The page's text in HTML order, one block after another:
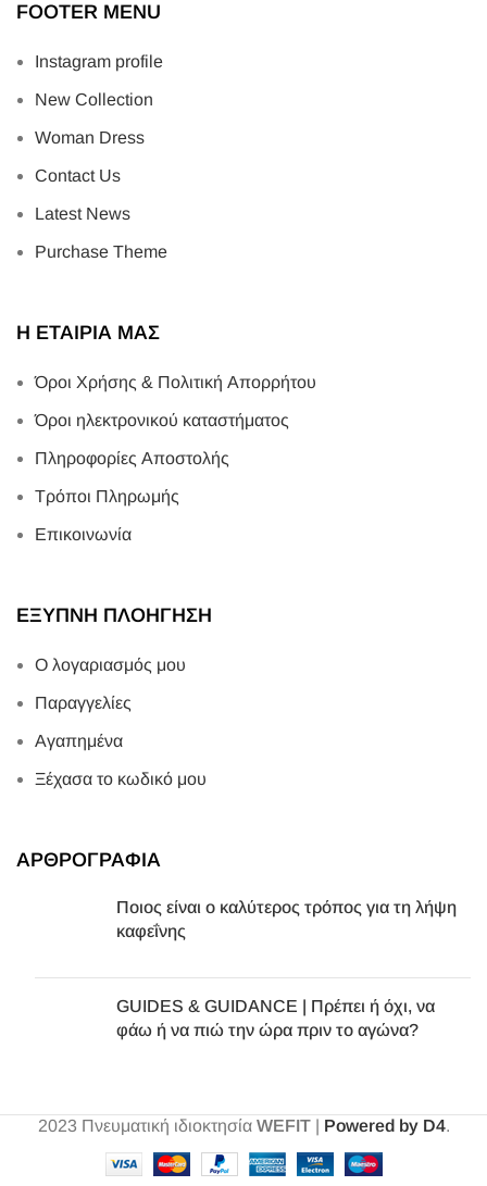
FOOTER MENU
Instagram profile
New Collection
Woman Dress
Contact Us
Latest News
Purchase Theme
Η ΕΤΑΙΡΙΑ ΜΑΣ
Όροι Χρήσης & Πολιτική Απορρήτου
Όροι ηλεκτρονικού καταστήματος
Πληροφορίες Αποστολής
Τρόποι Πληρωμής
Επικοινωνία
ΕΞΥΠΝΗ ΠΛΟΗΓΗΣΗ
Ο λογαριασμός μου
Παραγγελίες
Αγαπημένα
Ξέχασα το κωδικό μου
ΑΡΘΡΟΓΡΑΦΙΑ
Ποιος είναι ο καλύτερος τρόπος για τη λήψη
καφεΐνης
GUIDES & GUIDANCE | Πρέπει ή όχι, να
φάω ή να πιώ την ώρα πριν το αγώνα?
2023 Πνευματική ιδιοκτησία WEFIT| Powered by D4.